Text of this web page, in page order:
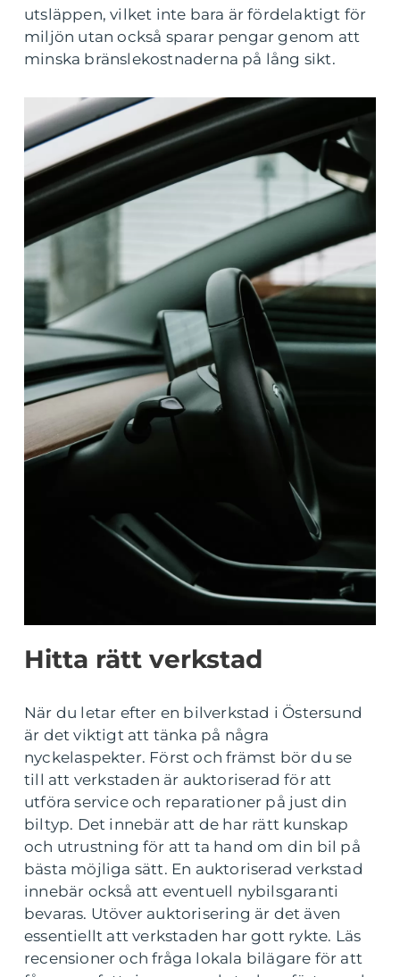
utsläppen, vilket inte bara är fördelaktigt för
miljön utan också sparar pengar genom att
minska bränslekostnaderna på lång sikt.
Hitta rätt verkstad
När du letar efter en bilverkstad i Östersund
är det viktigt att tänka på några
nyckelaspekter. Först och främst bör du se
till att verkstaden är auktoriserad för att
utföra service och reparationer på just din
biltyp. Det innebär att de har rätt kunskap
och utrustning för att ta hand om din bil på
bästa möjliga sätt. En auktoriserad verkstad
innebär också att eventuell nybilsgaranti
bevaras. Utöver auktorisering är det även
essentiellt att verkstaden har gott rykte. Läs
recensioner och fråga lokala bilägare för att